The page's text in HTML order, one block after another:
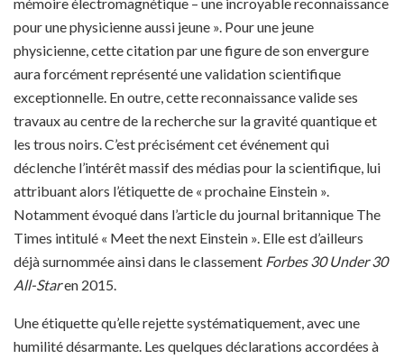
pour une physicienne aussi jeune ». Pour une jeune
physicienne, cette citation par une figure de son envergure
aura forcément représenté une validation scientifique
exceptionnelle. En outre, cette reconnaissance valide ses
travaux au centre de la recherche sur la gravité quantique et
les trous noirs. C’est précisément cet événement qui
déclenche l’intérêt massif des médias pour la scientifique, lui
attribuant alors l’étiquette de « prochaine Einstein ».
Notamment évoqué dans l’article du journal britannique The
Times intitulé « Meet the next Einstein ». Elle est d’ailleurs
déjà surnommée ainsi dans le classement Forbes 30 Under 30
All-Staren 2015.
Une étiquette qu’elle rejette systématiquement, avec une
humilité désarmante. Les quelques déclarations accordées à